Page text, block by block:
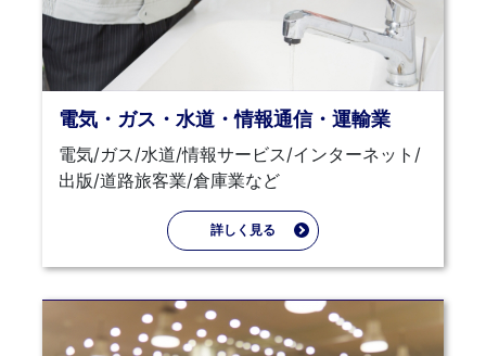
電気・ガス・水道・情報通信・運輸業
電気/ガス/水道/情報サービス/インターネット/
出版/道路旅客業/倉庫業など
詳しく見る